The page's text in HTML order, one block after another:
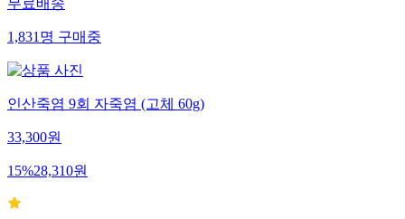
무료배송
1,831명구매중
인산죽염 9회 자죽염 (고체 60g)
33,300원
15%28,310원